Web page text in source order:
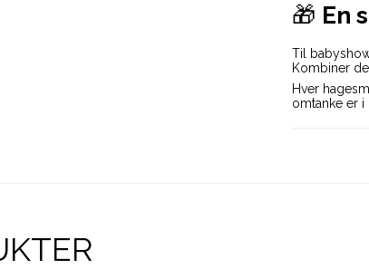
🎁 En
Til
Kombiner
Hver
omtanke er